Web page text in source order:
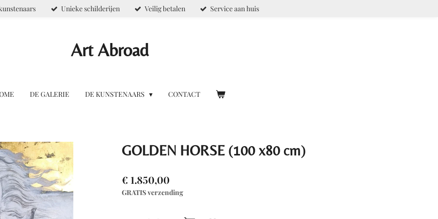
Unieke schilderijen Veilig betalen Service aan huis
Art Abroad
DE GALERIE DE KUNSTENAARS CONTACT
GOLDEN HORSE (100 x80 cm)
€ 1.850,00
GRATIS verzending